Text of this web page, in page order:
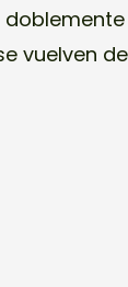
vuelven